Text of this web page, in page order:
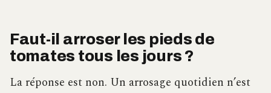
Faut-il arroser les pieds de
tomates tous les jours ?
La réponse est non. Un arrosage quotidien n’est